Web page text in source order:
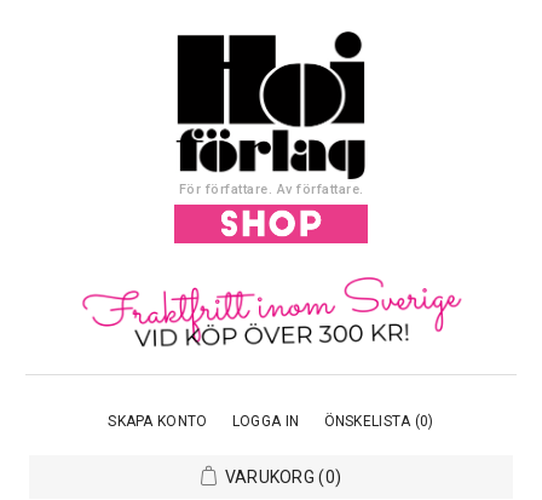
För författare. Av författare.
SKAPA KONTO LOGGA IN ÖNSKELISTA (0)
VARUKORG (0)